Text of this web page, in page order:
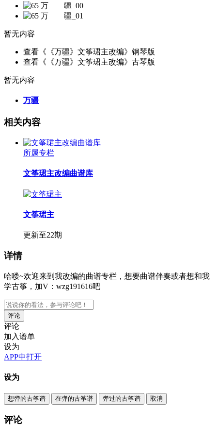
暂无内容
查看《《万疆》文筝珺主改编》钢琴版
查看《《万疆》文筝珺主改编》古琴版
暂无内容
万疆
相关内容
所属专栏
文筝珺主改编曲谱库
文筝珺主
更新至22期
详情
哈喽~欢迎来到我改编的曲谱专栏，想要曲谱伴奏或者想和我
学古筝，加V：wzg191616吧
评论
评论
加入谱单
设为
APP中打开
设为
想弹的古筝谱 在弹的古筝谱 弹过的古筝谱 取消
评论